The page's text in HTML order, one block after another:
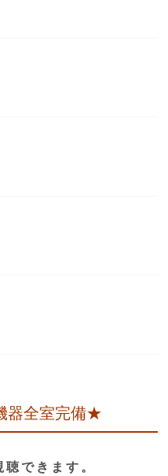
器全室完備★
できます。